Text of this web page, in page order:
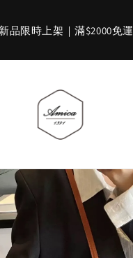
加入官網會員，立即折 $100